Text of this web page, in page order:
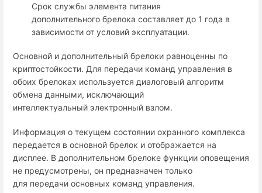
Срок службы элемента питания
дополнительного брелока составляет до 1 года в
зависимости от условий эксплуатации.
Основной и дополнительный брелоки равноценны по
криптостойкости. Для передачи команд управления в
обоих брелоках используется диалоговый алгоритм
обмена данными, исключающий
интеллектуальный электронный взлом.
Информация о текущем состоянии охранного комплекса
передается в основной брелок и отображается на
дисплее. В дополнительном брелоке функции оповещения
не предусмотрены, он предназначен только
для передачи основных команд управления.